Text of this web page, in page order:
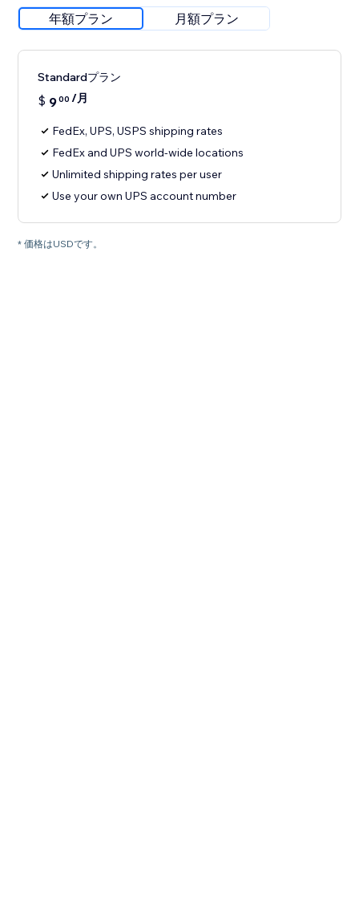
年額プラン 月額プラン
Standardプラン
$ 900 /月
FedEx, UPS, USPS shipping rates
FedEx and UPS world-wide locations
Unlimited shipping rates per user
Use your own UPS account number
* 価格はUSDです。